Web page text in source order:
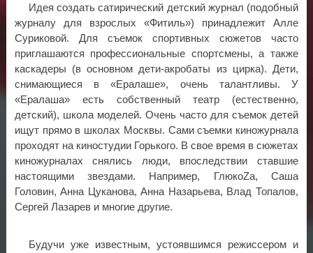
Идея создать сатирический детский журнал (подобный
журналу для взрослых «Фитиль») принадлежит Алле
Суриковой. Для съемок спортивных сюжетов часто
приглашаются профессиональные спортсмены, а также
каскадеры (в основном дети-акробаты из цирка). Дети,
снимающиеся в «Ералаше», очень талантливы. У
«Ералаша» есть собственный театр (естественно,
детский), школа моделей. Очень часто для съемок детей
ищут прямо в школах Москвы. Сами съемки киножурнала
проходят на киностудии Горького. В свое время в сюжетах
киножурналах снялись люди, впоследствии ставшие
настоящими звездами. Например, ГлюкоZа, Саша
Головин, Анна Цуканова, Анна Назарьева, Влад Топалов,
Сергей Лазарев и многие другие.
Будучи уже известным, устоявшимся режиссером и